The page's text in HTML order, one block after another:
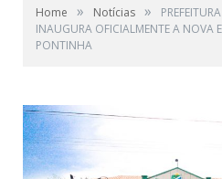
Home » Notícias »
INAUGURA OFICIALMENTE A NOVA
PONTINHA